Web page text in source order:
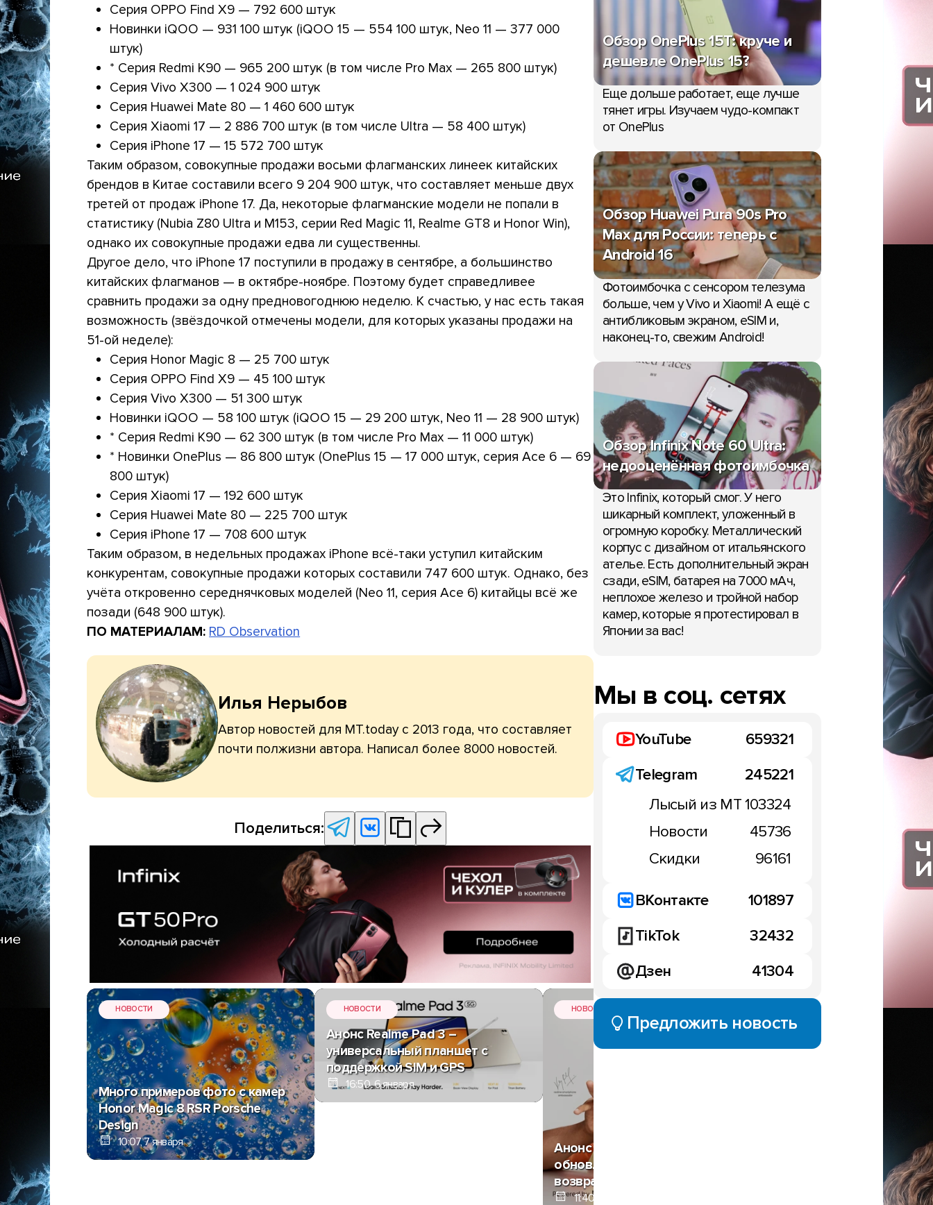
Серия OPPO Find X9 — 792 600 штук
Новинки iQOO — 931 100 штук (iQOO 15 — 554 100 штук, Neo 11 — 377 000
штук)
* Серия Redmi K90 — 965 200 штук (в том числе Pro Max — 265 800 штук)
Серия Vivo X300 — 1 024 900 штук
Серия Huawei Mate 80 — 1 460 600 штук
Серия Xiaomi 17 — 2 886 700 штук (в том числе Ultra — 58 400 штук)
Серия iPhone 17 — 15 572 700 штук
Таким образом, совокупные продажи восьми флагманских линеек китайских
брендов в Китае составили всего 9 204 900 штук, что составляет меньше двух
третей от продаж iPhone 17. Да, некоторые флагманские модели не попали в
статистику (Nubia Z80 Ultra и M153, серии Red Magic 11, Realme GT8 и Honor Win),
однако их совокупные продажи едва ли существенны.
Другое дело, что iPhone 17 поступили в продажу в сентябре, а большинство
китайских флагманов — в октябре-ноябре. Поэтому будет справедливее
сравнить продажи за одну предновогоднюю неделю. К счастью, у нас есть такая
возможность (звёздочкой отмечены модели, для которых указаны продажи на
51-ой неделе):
Серия Honor Magic 8 — 25 700 штук
Серия OPPO Find X9 — 45 100 штук
Серия Vivo X300 — 51 300 штук
Новинки iQOO — 58 100 штук (iQOO 15 — 29 200 штук, Neo 11 — 28 900 штук)
* Серия Redmi K90 — 62 300 штук (в том числе Pro Max — 11 000 штук)
* Новинки OnePlus — 86 800 штук (OnePlus 15 — 17 000 штук, серия Ace 6 — 69
800 штук)
Серия Xiaomi 17 — 192 600 штук
Серия Huawei Mate 80 — 225 700 штук
Серия iPhone 17 — 708 600 штук
Таким образом, в недельных продажах iPhone всё-таки уступил китайским
конкурентам, совокупные продажи которых составили 747 600 штук. Однако, без
учёта откровенно середнячковых моделей (Neo 11, серия Ace 6) китайцы всё же
позади (648 900 штук).
ПО МАТЕРИАЛАМ: RD Observation
Илья Нерыбов
Автор новостей для MT.today с 2013 года, что составляет
почти полжизни автора. Написал более 8000 новостей.
Поделиться:
НОВОСТИ
Много примеров фото с камер
Honor Magic 8 RSR Porsche
Design
10:07, 7 января
НОВОСТИ
Анонс Realme Pad 3 –
универсальный планшет с
поддержкой SIM и GPS
16:50, 6 января
НОВОСТИ
Анонс Realme 16 Pro и 16 Pro+:
обновлённый дизайн и
возвращение перископа
11:40, 6 января
НОВОСТИ
Обзор OnePlus 15T: круче и
дешевле OnePlus 15?
Еще дольше работает, еще лучше
тянет игры. Изучаем чудо-компакт
от OnePlus
Обзор Huawei Pura 90s Pro
Max для России: теперь с
Android 16
Фотоимбочка с сенсором телезума
больше, чем у Vivo и Xiaomi! А ещё с
антибликовым экраном, eSIM и,
наконец-то, свежим Android!
Обзор Infinix Note 60 Ultra:
недооценённая фотоимбочка
Это Infinix, который смог. У него
шикарный комплект, уложенный в
огромную коробку. Металлический
корпус с дизайном от итальянского
ателье. Есть дополнительный экран
сзади, eSIM, батарея на 7000 мАч,
неплохое железо и тройной набор
камер, которые я протестировал в
Японии за вас!
Мы в соц. сетях
YouTube
659321
Telegram
245221
Лысый из МТ103324
Новости
45736
Скидки
96161
ВКонтакте
101897
TikTok
32432
Дзен
41304
Предложить новость